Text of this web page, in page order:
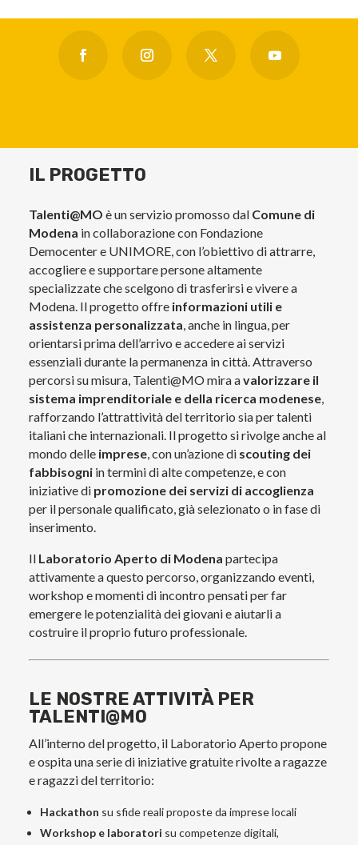
IL PROGETTO
Talenti@MO è un servizio promosso dal Comune di
Modena in collaborazione con Fondazione
Democenter e UNIMORE, con l’obiettivo di attrarre,
accogliere e supportare persone altamente
specializzate che scelgono di trasferirsi e vivere a
Modena. Il progetto offre informazioni utili e
assistenza personalizzata , anche in lingua, per
orientarsi prima dell’arrivo e accedere ai servizi
essenziali durante la permanenza in città. Attraverso
percorsi su misura, Talenti@MO mira avalorizzare il
sistema imprenditoriale e della ricerca modenese,
rafforzando l’attrattività del territorio sia per talenti
italiani che internazionali. Il progetto si rivolge anche al
mondo delle imprese, con un’azione di scouting dei
fabbisogniin termini di alte competenze, e con
iniziative di promozione dei servizi di accoglienza
per il personale qualificato, già selezionato o in fase di
inserimento.
Il Laboratorio Aperto di Modena partecipa
attivamente a questo percorso, organizzando eventi,
workshop e momenti di incontro pensati per far
emergere le potenzialità dei giovani e aiutarli a
costruire il proprio futuro professionale.
LE NOSTRE ATTIVITÀ PER
TALENTI@MO
All’interno del progetto, il Laboratorio Aperto propone
e ospita una serie di iniziative gratuite rivolte a ragazze
e ragazzi del territorio:
Hackathon su sfide reali proposte da imprese locali
Workshop e laboratori su competenze digitali,